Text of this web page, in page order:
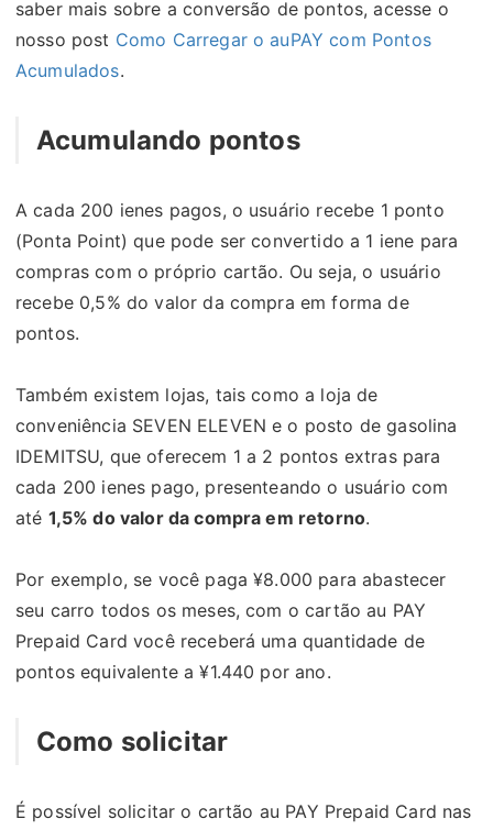
saber mais sobre a conversão de pontos, acesse o
nosso post Como Carregar o auPAY com Pontos
Acumulados.
Acumulando pontos
A cada 200 ienes pagos, o usuário recebe 1 ponto
(Ponta Point) que pode ser convertido a 1 iene para
compras com o próprio cartão. Ou seja, o usuário
recebe 0,5% do valor da compra em forma de
pontos.
Também existem lojas, tais como a loja de
conveniência SEVEN ELEVEN e o posto de gasolina
IDEMITSU, que oferecem 1 a 2 pontos extras para
cada 200 ienes pago, presenteando o usuário com
até 1,5% do valor da compra em retorno.
Por exemplo, se você paga ¥8.000 para abastecer
seu carro todos os meses, com o cartão au PAY
Prepaid Card você receberá uma quantidade de
pontos equivalente a ¥1.440 por ano.
Como solicitar
É possível solicitar o cartão au PAY Prepaid Card nas